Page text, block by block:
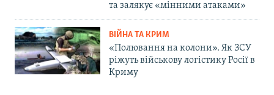
та залякує «мінними атаками»
ВІЙНА ТА КРИМ
«Полювання на колони». Як ЗСУ
ріжуть військову логістику Росії в
Криму